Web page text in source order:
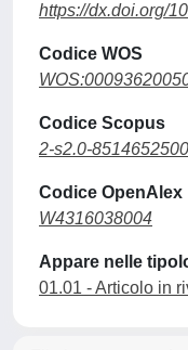
https://dx.doi.org/
Codice WOS
Codice Scopus
2-s2.0-
Codice OpenAlex
W4316038004
Appare nelle
01.01 - Articolo in